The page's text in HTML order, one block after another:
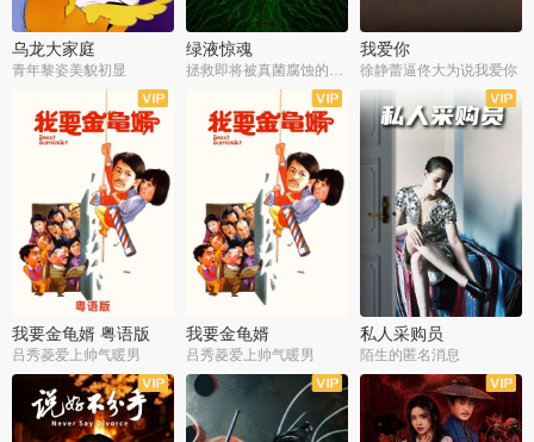
乌龙大家庭
青年黎姿美貌初显
绿液惊魂
拯救即将被真菌腐蚀的世界
我爱你
徐静蕾逼佟大为说我爱你
我要金龟婿 粤语版
吕秀菱爱上帅气暖男
我要金龟婿
吕秀菱爱上帅气暖男
私人采购员
陌生的匿名消息